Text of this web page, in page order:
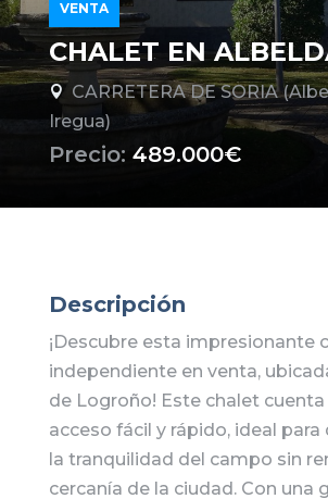
VENTA
CHALET EN

CARRETERA DE SORIA
Iregua)
Precio: 489.000€
Descripción
¡Descubre esta impresionante
independiente en venta,
de Logroño! Este chalet cuenta
acceso fácil y rápido, ideal
la tranquilidad del campo sin
cercanía de la ciudad. Con una